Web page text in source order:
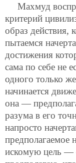
Махмуд
критерий
образ действия,
пытаемся
достижения
сама по себе не
одного только
начинается
она —
разума в его
напросто
предполагаемое
искомую цель —